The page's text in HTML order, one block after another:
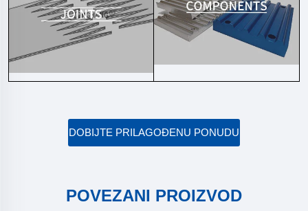
DOBIJTE PRILAGOĐENU PONUDU
POVEZANI PROIZVOD